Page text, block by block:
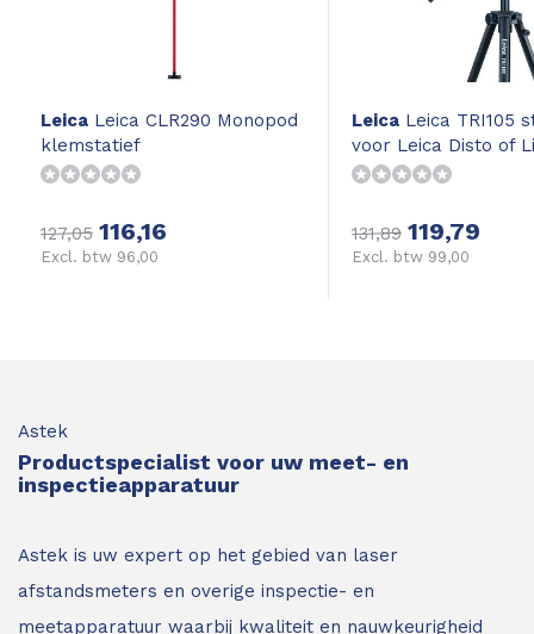
Leica Leica CLR290 Monopod
klemstatief
127,05 116,16
Excl. btw 96,00
LeicaLeica TRI105
voor Leica Disto of
131,89 119,79
Excl. btw 99,00
Astek
Productspecialist voor uw meet- en
inspectieapparatuur
Astek is uw expert op het gebied van laser
afstandsmeters en overige inspectie- en
meetapparatuur waarbij kwaliteit en nauwkeurigheid